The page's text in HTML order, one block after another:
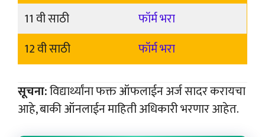
11 वी साठी
फॉर्म भरा
12 वी साठी
फॉर्म भरा
सूचना:विद्यार्थ्यांना फक्त ऑफलाईन अर्ज सादर करायचा
आहे, बाकी ऑनलाईन माहिती अधिकारी भरणार आहेत.